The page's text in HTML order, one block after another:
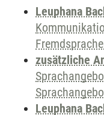
Leuphana
zusätzliche
Leuphana